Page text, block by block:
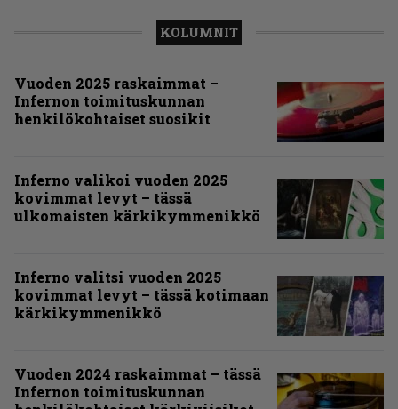
KOLUMNIT
Vuoden 2025 raskaimmat –
Infernon toimituskunnan
henkilökohtaiset suosikit
Inferno valikoi vuoden 2025
kovimmat levyt – tässä
ulkomaisten kärkikymmenikkö
Inferno valitsi vuoden 2025
kovimmat levyt – tässä kotimaan
kärkikymmenikkö
Vuoden 2024 raskaimmat – tässä
Infernon toimituskunnan